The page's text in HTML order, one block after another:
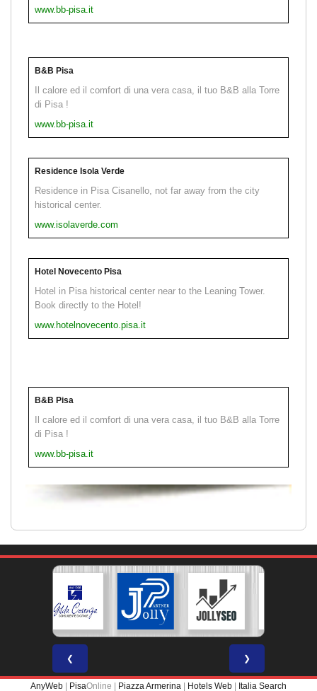
www.bb-pisa.it
B&B Pisa
Il calore ed il comfort di una vera casa, il tuo B&B alla Torre
di Pisa !
www.bb-pisa.it
Residence Isola Verde
Residence in Pisa Cisanello, not far away from the city
historical center.
www.isolaverde.com
Hotel Novecento Pisa
Hotel in Pisa historical center near to the Leaning Tower.
Book directly to the Hotel!
www.hotelnovecento.pisa.it
B&B Pisa
Il calore ed il comfort di una vera casa, il tuo B&B alla Torre
di Pisa !
www.bb-pisa.it
❮ ❯
AnyWeb PisaOnline | Piazza Armerina Hotels Web Italia Search